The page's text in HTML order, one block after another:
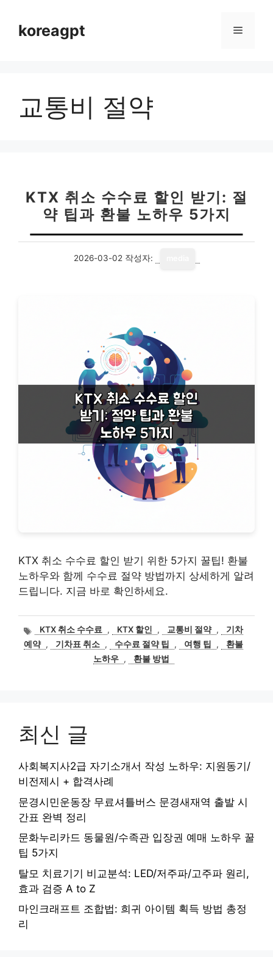
koreagpt 메
교통비 절약
KTX 취소 수수료 할인 받기: 절
약 팁과 환불 노하우 5가지
2026-03-02 작성자:
KTX 취소 수수료 할인 받기 위한 5가지 꿀팁! 환불
노하우와 함께 수수료 절약 방법까지 상세하게 알려
드립니다. 지금 바로 확인하세요.
태
그
KTX 취소 수수료 , KTX 할인 , 교통비 절약 ,
기차
예약 , 기차표 취소 , 수수료 절약 팁 , 여행 팁 ,
환불
노하우 , 환불 방법
최신 글
사회복지사2급 자기소개서 작성 노하우: 지원동기/
비전제시 + 합격사례
문경시민운동장 무료셔틀버스 문경새재역 출발 시
간표 완벽 정리
문화누리카드 동물원/수족관 입장권 예매 노하우 꿀
팁 5가지
탈모 치료기기 비교분석: LED/저주파/고주파 원리,
효과 검증 A to Z
마인크래프트 조합법: 희귀 아이템 획득 방법 총정
리